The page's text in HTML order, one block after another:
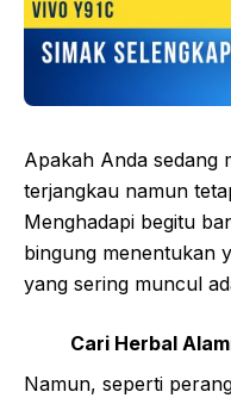
Apakah Anda sedang
terjangkau namun
Menghadapi begitu
bingung menentukan
yang sering muncul
Cari Herbal
Namun, seperti